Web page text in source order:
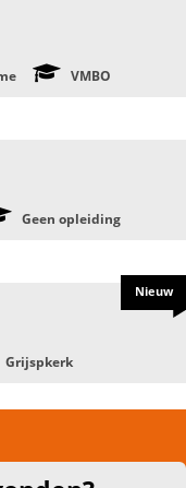
VMBO
Geen opleiding
Grijspkerk
Nieuw